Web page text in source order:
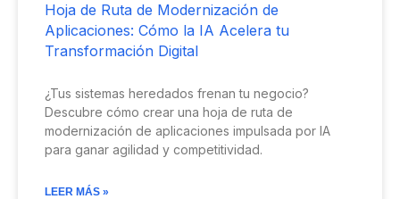
Hoja de Ruta de Modernización de
Aplicaciones: Cómo la IA Acelera tu
Transformación Digital
¿Tus sistemas heredados frenan tu negocio?
Descubre cómo crear una hoja de ruta de
modernización de aplicaciones impulsada por IA
para ganar agilidad y competitividad.
LEER MÁS »